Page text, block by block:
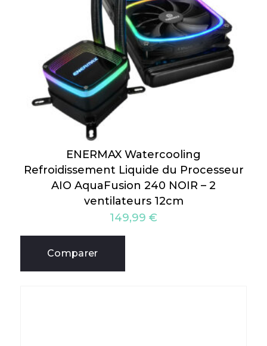
ENERMAX Watercooling
Refroidissement Liquide du Processeur
AIO AquaFusion 240 NOIR – 2
ventilateurs 12cm
149,99 €
Comparer